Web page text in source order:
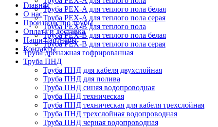
Труба PEX-A для теплого пола белая
Труба PEX-A для теплого пола серая
Труба PEX-B для теплого пола
Труба PEX-B для теплого пола белая
Труба PEX-B для теплого пола серая
Труба дренажная гофрированная
Труба ПНД
Труба ПНД для кабеля двухслойная
Труба ПНД для полива
Труба ПНД синяя водопроводная
Труба ПНД техническая
Труба ПНД техническая для кабеля трехслойная
Труба ПНД трехслойная водопроводная
Труба ПНД черная водопроводная
Главная
О нас
Производство трубы
Оплата и доставка
Наши партнеры
Контакты